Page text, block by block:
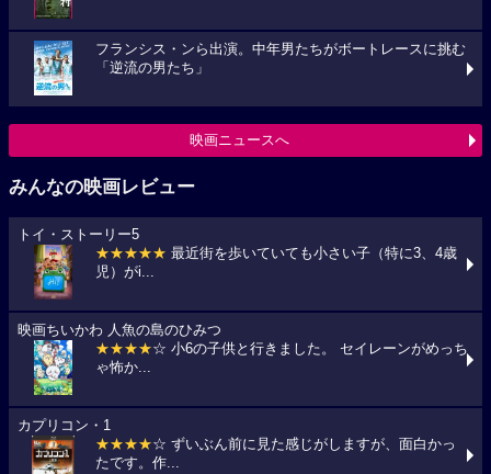
フランシス・ンら出演。中年男たちがボートレースに挑む
「逆流の男たち」
映画ニュースへ
みんなの映画レビュー
トイ・ストーリー5
★★★★★ 最近街を歩いていても小さい子（特に3、4歳
児）がi...
映画ちいかわ 人魚の島のひみつ
★★★★☆ 小6の子供と行きました。 セイレーンがめっち
ゃ怖か...
カプリコン・1
★★★★☆ ずいぶん前に見た感じがしますが、面白かっ
たです。作...